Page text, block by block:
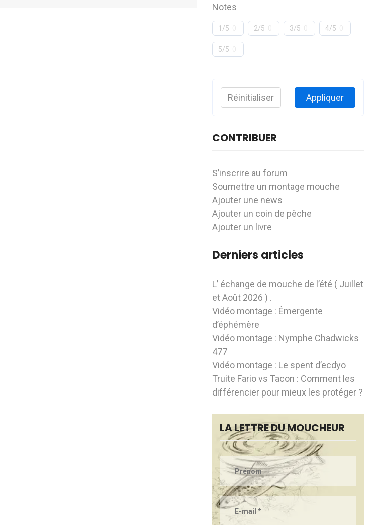
Notes
1/5 2/5 3/5 4/5
5/5
Appliquer
Réinitialiser
CONTRIBUER
S’inscrire au forum
Soumettre un montage mouche
Ajouter une news
Ajouter un coin de pêche
Ajouter un livre
Derniers articles
L’ échange de mouche de l’été ( Juillet
et Août 2026 ) .
Vidéo montage : Émergente
d’éphémère
Vidéo montage : Nymphe Chadwicks
477
Vidéo montage : Le spent d’ecdyo
Truite Fario vs Tacon : Comment les
différencier pour mieux les protéger ?
LA LETTRE DU MOUCHEUR